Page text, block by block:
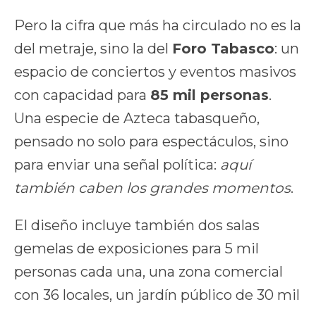
Pero la cifra que más ha circulado no es la
del metraje, sino la del Foro Tabasco: un
espacio de conciertos y eventos masivos
con capacidad para 85 mil personas.
Una especie de Azteca tabasqueño,
pensado no solo para espectáculos, sino
para enviar una señal política: aquí
también caben los grandes momentos.
El diseño incluye también dos salas
gemelas de exposiciones para 5 mil
personas cada una, una zona comercial
con 36 locales, un jardín público de 30 mil